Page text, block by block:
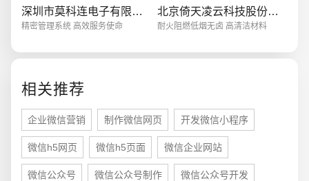
深圳市莫科连电子有限公司
精密管理系统 高效服务使命
北京倚天凌云科技股份有限公司
耐火阻燃低烟无卤 高清洁材料
相关推荐
企业微信营销 制作微信网页 开发微信小程序
微信h5网页 微信h5页面 微信企业网站
微信公众号 微信公众号制作 微信公众号开发
电商及系统平台开发